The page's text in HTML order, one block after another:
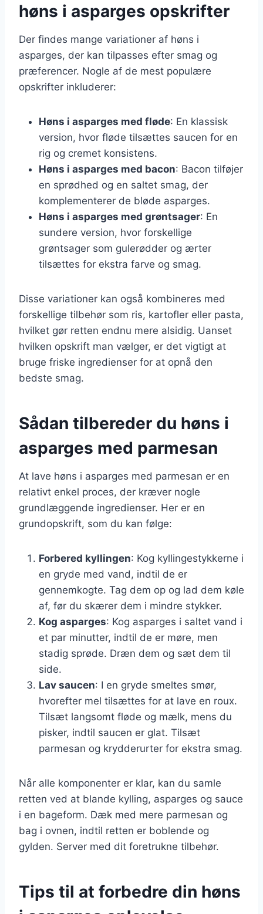
høns i asparges opskrifter
Der findes mange variationer af høns i
asparges, der kan tilpasses efter smag og
præferencer. Nogle af de mest populære
opskrifter inkluderer:
Høns i asparges med fløde: En klassisk
version, hvor fløde tilsættes saucen for en
rig og cremet konsistens.
Høns i asparges med bacon: Bacon tilføjer
en sprødhed og en saltet smag, der
komplementerer de bløde asparges.
Høns i asparges med grøntsager: En
sundere version, hvor forskellige
grøntsager som gulerødder og ærter
tilsættes for ekstra farve og smag.
Disse variationer kan også kombineres med
forskellige tilbehør som ris, kartofler eller pasta,
hvilket gør retten endnu mere alsidig. Uanset
hvilken opskrift man vælger, er det vigtigt at
bruge friske ingredienser for at opnå den
bedste smag.
Sådan tilbereder du høns i
asparges med parmesan
At lave høns i asparges med parmesan er en
relativt enkel proces, der kræver nogle
grundlæggende ingredienser. Her er en
grundopskrift, som du kan følge:
Forbered kyllingen: Kog kyllingestykkerne i
en gryde med vand, indtil de er
gennemkogte. Tag dem op og lad dem køle
af, før du skærer dem i mindre stykker.
Kog asparges: Kog asparges i saltet vand i
et par minutter, indtil de er møre, men
stadig sprøde. Dræn dem og sæt dem til
side.
Lav saucen: I en gryde smeltes smør,
hvorefter mel tilsættes for at lave en roux.
Tilsæt langsomt fløde og mælk, mens du
pisker, indtil saucen er glat. Tilsæt
parmesan og krydderurter for ekstra smag.
Når alle komponenter er klar, kan du samle
retten ved at blande kylling, asparges og sauce
i en bageform. Dæk med mere parmesan og
bag i ovnen, indtil retten er boblende og
gylden. Server med dit foretrukne tilbehør.
Tips til at forbedre din høns